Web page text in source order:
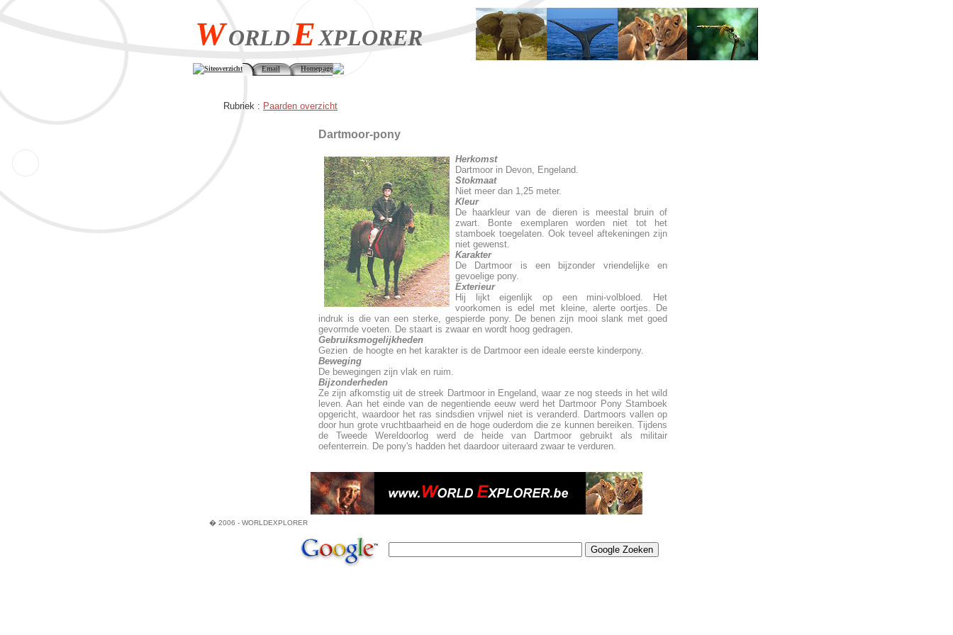
WORLDEXPLORER
Siteoverzicht Email Homepage
Rubriek : Paarden overzicht
Dartmoor-pony
Herkomst
Dartmoor in Devon, Engeland.
Stokmaat
Niet meer dan 1,25 meter.
Kleur
De haarkleur van de dieren is meestal bruin of
zwart. Bonte exemplaren worden niet tot het
stamboek toegelaten. Ook teveel aftekeningen zijn
niet gewenst.
Karakter
De Dartmoor is een bijzonder vriendelijke en
gevoelige pony.
Exterieur
Hij lijkt eigenlijk op een mini-volbloed. Het
voorkomen is edel met kleine, alerte oortjes. De
indruk is die van een sterke, gespierde pony. De benen zijn mooi slank met goed
gevormde voeten. De staart is zwaar en wordt hoog gedragen.
Gebruiksmogelijkheden
Gezien de hoogte en het karakter is de Dartmoor een ideale eerste kinderpony.
Beweging
De bewegingen zijn vlak en ruim.
Bijzonderheden
Ze zijn afkomstig uit de streek Dartmoor in Engeland, waar ze nog steeds in het wild
leven. Aan het einde van de negentiende eeuw werd het Dartmoor Pony Stamboek
opgericht, waardoor het ras sindsdien vrijwel niet is veranderd. Dartmoors vallen op
door hun grote vruchtbaarheid en de hoge ouderdom die ze kunnen bereiken. Tijdens
de Tweede Wereldoorlog werd de heide van Dartmoor gebruikt als militair
oefenterrein. De pony's hadden het daardoor uiteraard zwaar te verduren.
� 2006 - WORLDEXPLORER